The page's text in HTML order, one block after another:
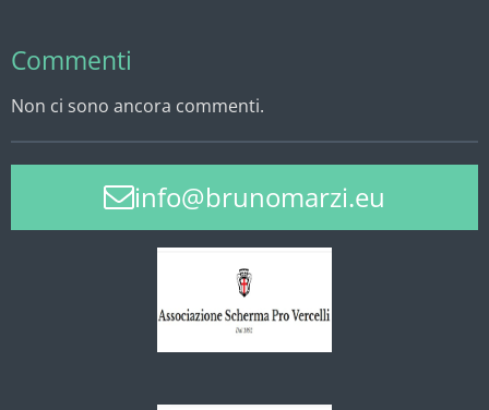
Commenti
Non ci sono ancora commenti.
info@brunomarzi.eu